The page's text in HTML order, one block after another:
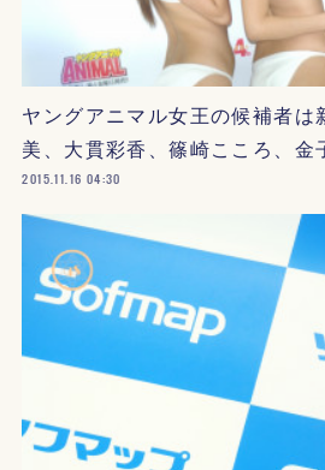
ヤングアニマル女王の候補者は
美、大貫彩香、篠崎こころ、
2015.11.16 04:30